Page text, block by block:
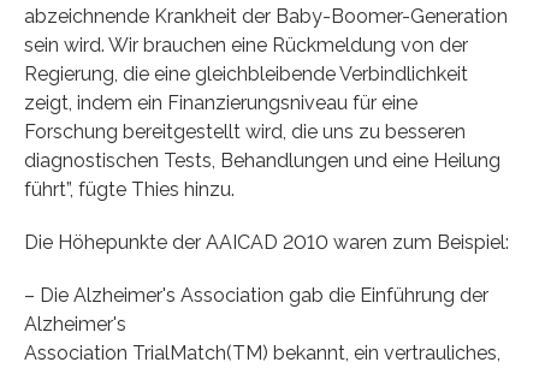
abzeichnende Krankheit der Baby-Boomer-Generation
sein wird. Wir brauchen eine Rückmeldung von der
Regierung, die eine gleichbleibende Verbindlichkeit
zeigt, indem ein Finanzierungsniveau für eine
Forschung bereitgestellt wird, die uns zu besseren
diagnostischen Tests, Behandlungen und eine Heilung
führt”, fügte Thies hinzu.
Die Höhepunkte der AAICAD 2010 waren zum Beispiel:
– Die Alzheimer's Association gab die Einführung der
Alzheimer's
Association TrialMatch(TM) bekannt, ein vertrauliches,